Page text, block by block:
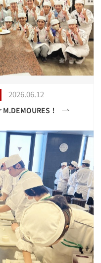
2026.06.12
！